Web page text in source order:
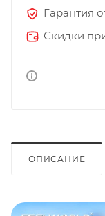
Гарантия
Скидки
ОПИСАНИЕ